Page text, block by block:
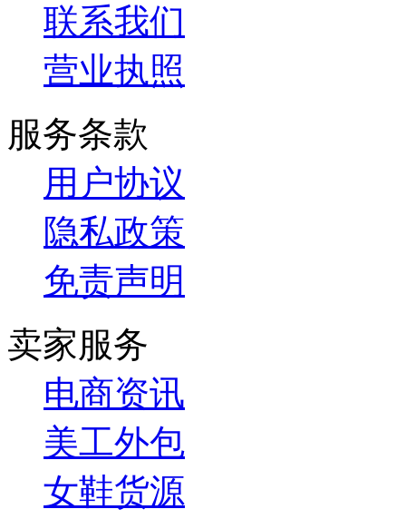
联系我们
营业执照
服务条款
用户协议
隐私政策
免责声明
卖家服务
电商资讯
美工外包
女鞋货源